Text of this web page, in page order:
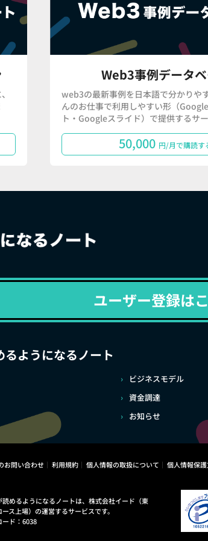
Web3事例データ
web3の最新事例を日本語で分かりや
んのお仕事で利用しやすい形（
ト・Googleスライド）で提供するサー
50,000 円/月で購読す
ユーザー登録は
るようになるノート
ビジネスモデル
資金調達
お知らせ
お問い合わせ 利用規約 個人情報の取扱について 個人情報保
読めるようになるノートは、株式会社イード（東
ス上場）の運営するサービスです。
ード：6038